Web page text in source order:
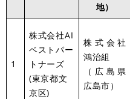
地）
1
株式会社AI
ベストパー
トナーズ
(東京都文
京区)
株式会社
鴻治組
（広島県
広島市）